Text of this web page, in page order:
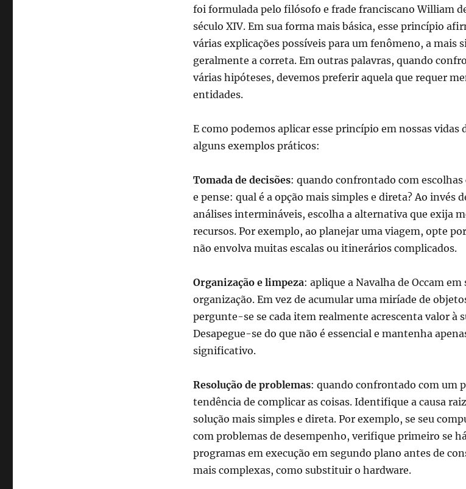
foi formulada pelo filósofo e frade franciscano William
século XIV. Em sua forma mais básica, esse princípio
várias explicações possíveis para um fenômeno, a mais
geralmente a correta. Em outras palavras, quando
várias hipóteses, devemos preferir aquela que requer
entidades.
E como podemos aplicar esse princípio em nossas vidas
alguns exemplos práticos:
Tomada de decisões: quando confrontado com escolhas
e pense: qual é a opção mais simples e direta? Ao invés
análises intermináveis, escolha a alternativa que exija
recursos. Por exemplo, ao planejar uma viagem, opte
não envolva muitas escalas ou itinerários complicados.
Organização e limpeza: aplique a Navalha de Occam
organização. Em vez de acumular uma miríade de
pergunte-se se cada item realmente acrescenta valor à
Desapegue-se do que não é essencial e mantenha
significativo.
Resolução de problemas: quando confrontado com um
tendência de complicar as coisas. Identifique a causa
solução mais simples e direta. Por exemplo, se seu
com problemas de desempenho, verifique primeiro se
programas em execução em segundo plano antes de
mais complexas, como substituir o hardware.